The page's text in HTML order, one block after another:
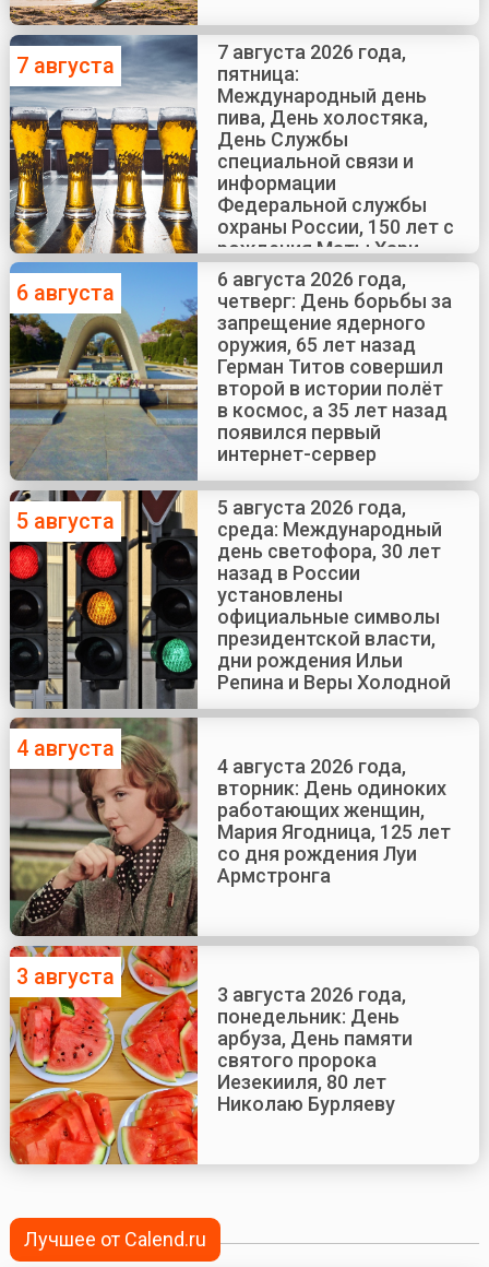
7 августа
7 августа 2026 года,
пятница:
Международный день
пива, День холостяка,
День Службы
специальной связи и
информации
Федеральной службы
охраны России, 150 лет с
рождения Маты Хари
6 августа
6 августа 2026 года,
четверг: День борьбы за
запрещение ядерного
оружия, 65 лет назад
Герман Титов совершил
второй в истории полёт
в космос, а 35 лет назад
появился первый
интернет-сервер
5 августа
5 августа 2026 года,
среда: Международный
день светофора, 30 лет
назад в России
установлены
официальные символы
президентской власти,
дни рождения Ильи
Репина и Веры Холодной
4 августа
4 августа 2026 года,
вторник: День одиноких
работающих женщин,
Мария Ягодница, 125 лет
со дня рождения Луи
Армстронга
3 августа
3 августа 2026 года,
понедельник: День
арбуза, День памяти
святого пророка
Иезекииля, 80 лет
Николаю Бурляеву
Лучшее от Calend.ru